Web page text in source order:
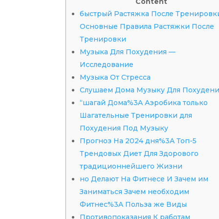
быстрый Растяжка После
Основные Правила Растяжки После
Тренировки
Музыка Для Похудения —
Исследование
Музыка От Стресса
Слушаем Дома Музыку Для
“шагай Дома%3A Аэробика только
Шагательные Тренировки для
Похудения Под Музыку
Прогноз На 2024 дня%3A Топ-5
Трендовых Диет Для Здорового
традиционнейшего Жизни
но Делают На Фитнесе И Зачем им
Заниматься Зачем необходим
Фитнес%3A Польза же Виды
Противопоказания К работам